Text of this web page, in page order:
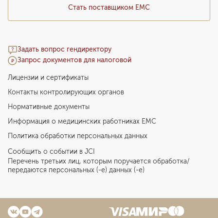
Стать поставщиком ЕМС
Задать вопрос гендиректору
Запрос документов для налоговой
Лицензии и сертификаты
Контакты контролирующих органов
Нормативные документы
Информация о медицинских работниках EMC
Политика обработки персональных данных
Сообщить о событии в JCI
Перечень третьих лиц, которым поручается обработка/
передаются персональных (-е) данных (-е)